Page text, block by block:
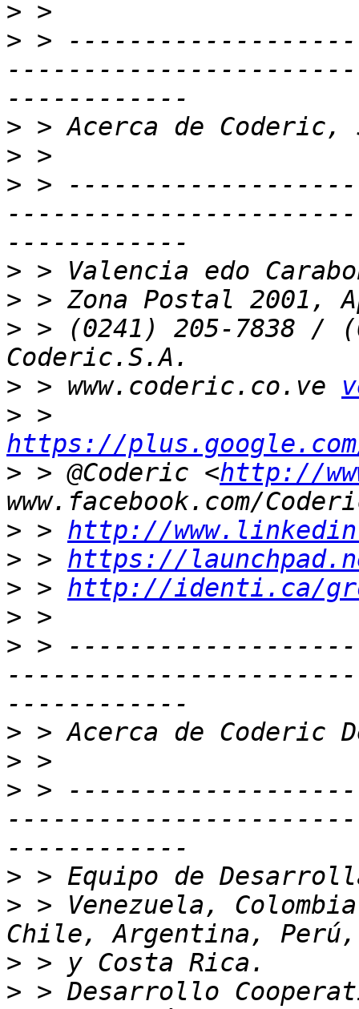
>
> >
>
>
> >
>
>
> > (0241) 205-7838 /
> > www.coderic.co.ve
>
https://plus.google.com/
> > @Coderic <http://
> > http://
> > https://
> > http://identi.ca/
>
> >
>
>
> >
>
> > Venezuela,
>
> > Desarrollo